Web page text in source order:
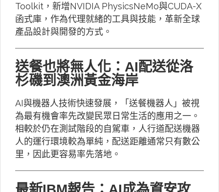
Toolkit，新增NVIDIA PhysicsNeMo與CUDA-X
函式庫，作為代理就緒的工具與技能，革新全球
產品設計與開發的方式。
送餐也將無人化：AI配送從洛
杉磯到澳洲黃金海岸
AI與機器人技術快速發展，「送餐機器人」被視
為最有機會率先改變民眾日常生活的應用之一。
相較於仍在測試階段的自駕車，人行道配送機器
人的運行環境較為單純，配送距離通常只有數公
里，因此更容易率先落地。